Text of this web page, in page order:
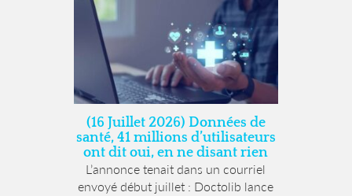
(16 Juillet 2026) Données de
santé, 41 millions d’utilisateurs
ont dit oui, en ne disant rien
L’annonce tenait dans un courriel
envoyé début juillet : Doctolib lance